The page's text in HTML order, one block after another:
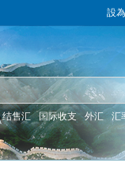
設
结售汇 国际收支 外汇 汇